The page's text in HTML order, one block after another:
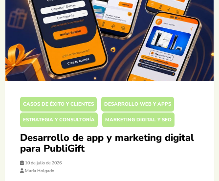
CASOS DE ÉXITO Y CLIENTES DESARROLLO WEB Y APPS
ESTRATEGIA Y CONSULTORÍA MARKETING DIGITAL Y SEO
Desarrollo de app y marketing digital
para PubliGift
10 de julio de 2026
María Holgado